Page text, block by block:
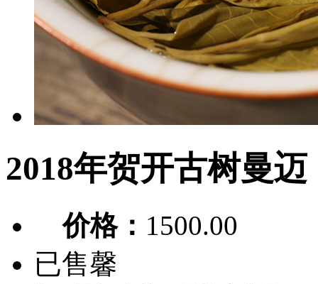
2018年贺开古树曼
价格： 1500.00
已售馨